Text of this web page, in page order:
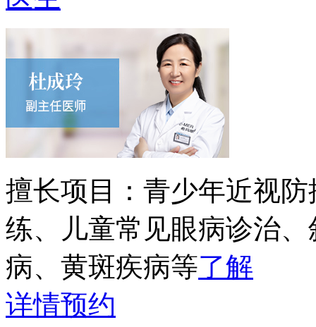
擅长项目： 青少年近视
练、儿童常见眼病诊治
病、黄斑疾病等了解
详情预约